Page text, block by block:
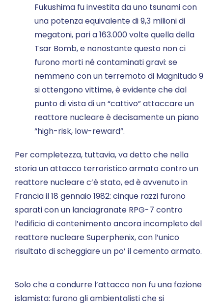
Fukushima fu investita da uno tsunami con
una potenza equivalente di 9,3 milioni di
megatoni, pari a 163.000 volte quella della
Tsar Bomb, e nonostante questo non ci
furono morti né contaminati gravi: se
nemmeno con un terremoto di Magnitudo 9
si ottengono vittime, è evidente che dal
punto di vista di un “cattivo” attaccare un
reattore nucleare è decisamente un piano
“high-risk, low-reward”.
Per completezza, tuttavia, va detto che nella
storia un attacco terroristico armato contro un
reattore nucleare c’è stato, ed è avvenuto in
Francia il 18 gennaio 1982: cinque razzi furono
sparati con un lanciagranate RPG-7 contro
l’edificio di contenimento ancora incompleto del
reattore nucleare Superphenix, con l’unico
risultato di scheggiare un po’ il cemento armato.
Solo che a condurre l’attacco non fu una fazione
islamista: furono gli ambientalisti che si